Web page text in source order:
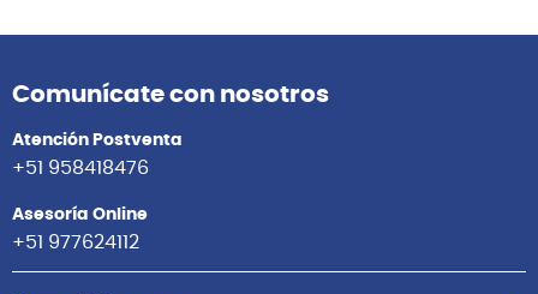
FLY3-ACOU COMBO
Agregar
FLY3-VIN COMBO GUITARRA